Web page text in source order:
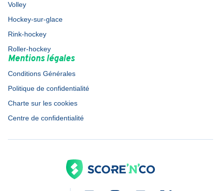
Volley
Hockey-sur-glace
Rink-hockey
Roller-hockey
Mentions légales
Conditions Générales
Politique de confidentialité
Charte sur les cookies
Centre de confidentialité